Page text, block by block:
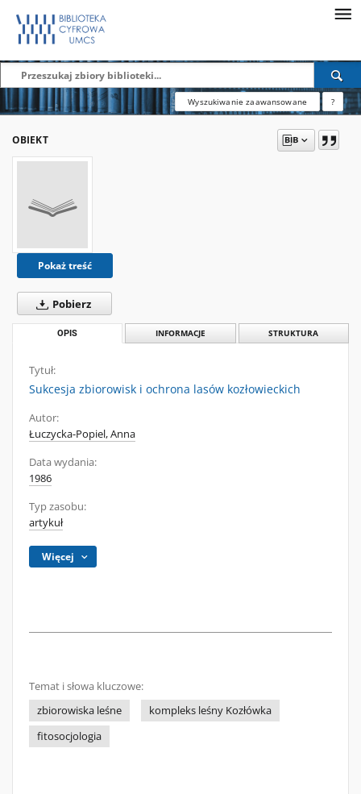
Wyszukiwanie zaawansowane ?
OBIEKT
Pokaż treść
Pobierz
OPIS INFORMACJE STRUKTURA
Tytuł:
Sukcesja zbiorowisk i ochrona lasów kozłowieckich
Autor:
Łuczycka-Popiel, Anna
Data wydania:
1986
Typ zasobu:
artykuł
Więcej
Temat i słowa kluczowe:
zbiorowiska leśne
kompleks leśny Kozłówka
fitosocjologia